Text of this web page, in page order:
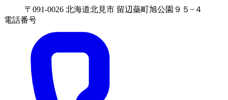
〒091-0026 北海道北見市 留辺蘂町旭公園９５−４
電話番号